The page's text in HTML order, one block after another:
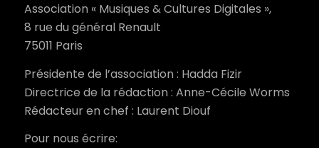
Association « Musiques & Cultures Digitales »,
8 rue du général Renault
75011 Paris
Présidente de l’association : Hadda Fizir
Directrice de la rédaction : Anne-Cécile Worms
Rédacteur en chef : Laurent Diouf
Pour nous écrire: